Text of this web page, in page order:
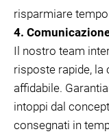
risparmiare
4.
Il nostro team
risposte rapide, la
affidabile.
intoppi dal
consegnati in